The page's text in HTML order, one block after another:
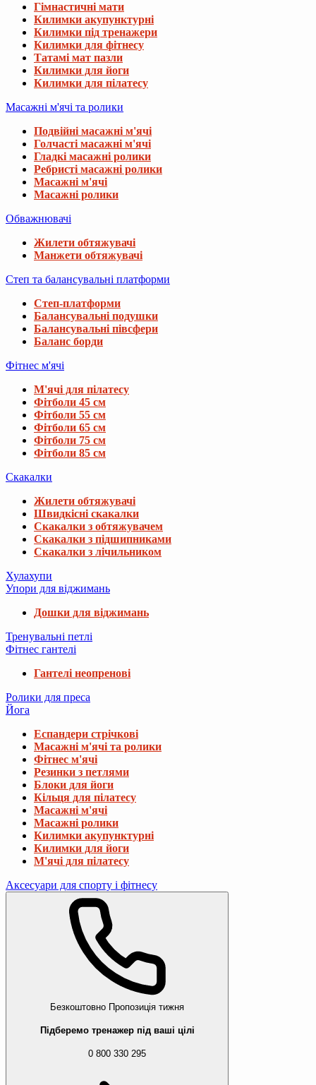
Гімнастичні мати
Килимки акупунктурні
Килимки під тренажери
Килимки для фітнесу
Татамі мат пазли
Килимки для йоги
Килимки для пілатесу
Масажні м'ячі та ролики
Подвійні масажні м'ячі
Голчасті масажні м'ячі
Гладкі масажні ролики
Ребристі масажні ролики
Масажні м'ячі
Масажні ролики
Обважнювачі
Жилети обтяжувачі
Манжети обтяжувачі
Степ та балансувальні платформи
Степ-платформи
Балансувальні подушки
Балансувальні півсфери
Баланс борди
Фітнес м'ячі
М'ячі для пілатесу
Фітболи 45 см
Фітболи 55 см
Фітболи 65 см
Фітболи 75 см
Фітболи 85 см
Скакалки
Жилети обтяжувачі
Швидкісні скакалки
Скакалки з обтяжувачем
Скакалки з підшипниками
Скакалки з лічильником
Хулахупи
Упори для віджимань
Дошки для віджимань
Тренувальні петлі
Фітнес гантелі
Гантелі неопренові
Ролики для преса
Йога
Еспандери стрічкові
Масажні м'ячі та ролики
Фітнес м'ячі
Резинки з петлями
Блоки для йоги
Кільця для пілатесу
Масажні м'ячі
Масажні ролики
Килимки акупунктурні
Килимки для йоги
М'ячі для пілатесу
Аксесуари для спорту і фітнесу
Безкоштовно Пропозиція тижня
Підберемо тренажер під ваші цілі
0 800 330 295